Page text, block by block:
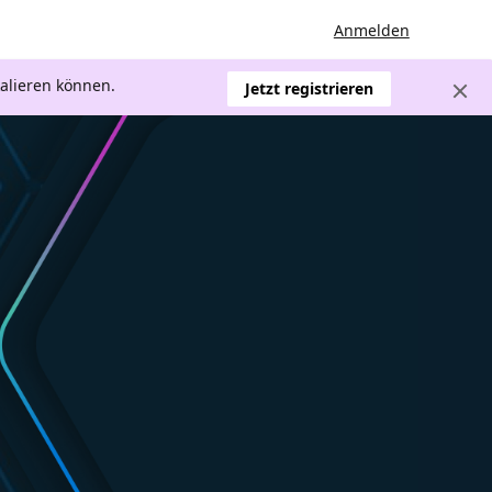
Anmelden
können. Jetzt registrieren